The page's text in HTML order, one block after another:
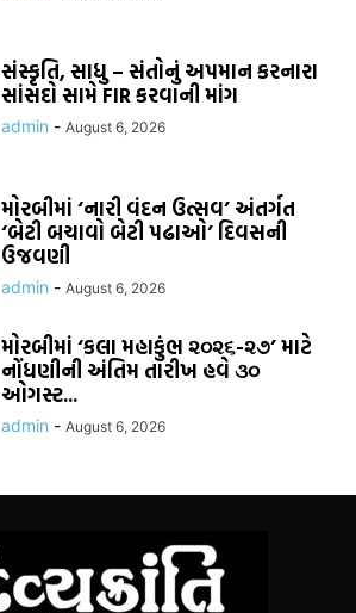
સંસ્કૃતિ, સાધુ – સંતોનું અપમાન કરનારા
સાંસદો સામે FIR કરવાની માંગ
admin - August 6, 2026
મોરબીમાં ‘નારી વંદન ઉત્સવ’ અંતર્ગત
‘બેટી બચાવો બેટી પઢાઓ’ દિવસની
ઉજવણી
admin - August 6, 2026
મોરબીમાં ‘કલા મહાકુંભ ૨૦૨૬-૨૭’ માટે
નોંધણીની અંતિમ તારીખ હવે ૩૦
ઓગસ્ટ...
admin - August 6, 2026